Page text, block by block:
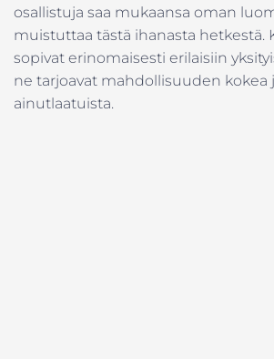
osallistuja saa mukaansa oman
muistuttaa tästä ihanasta hetkestä.
sopivat erinomaisesti erilaisiin
ne tarjoavat mahdollisuuden kokea
ainutlaatuista.